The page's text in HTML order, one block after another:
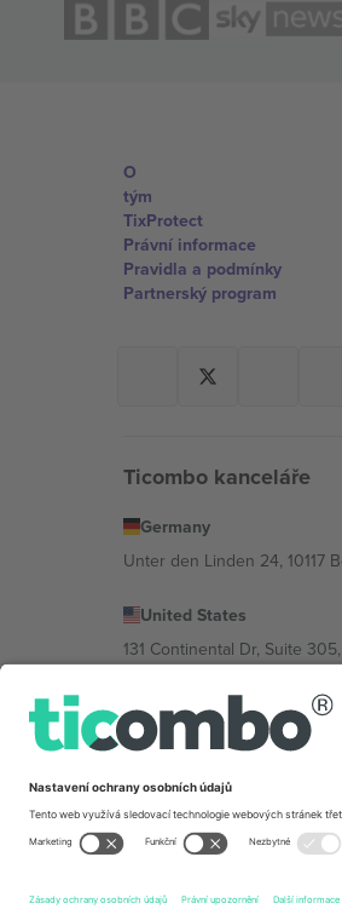
O
tým
TixProtect
Právní informace
Pravidla a podmínky
Partnerský program
Ticombo kanceláře
Germany
Unter den Linden 24, 10117
United States
131 Continental Dr, Suite
Bulgaria
Regus Sofia City West, bul
Mexico
Av Chapultepec 360, Roma
2026 Ticombo. Všechna